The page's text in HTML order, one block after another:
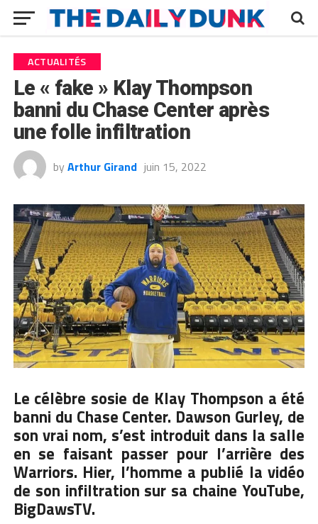
ACTUALITÉS
Le « fake » Klay Thompson
banni du Chase Center après
une folle infiltration
by Arthur Girand juin 15, 2022
Le célèbre sosie de Klay Thompson a été
banni du Chase Center. Dawson Gurley, de
son vrai nom, s’est introduit dans la salle
en se faisant passer pour l’arrière des
Warriors. Hier, l’homme a publié la vidéo
de son infiltration sur sa chaine YouTube,
BigDawsTV.